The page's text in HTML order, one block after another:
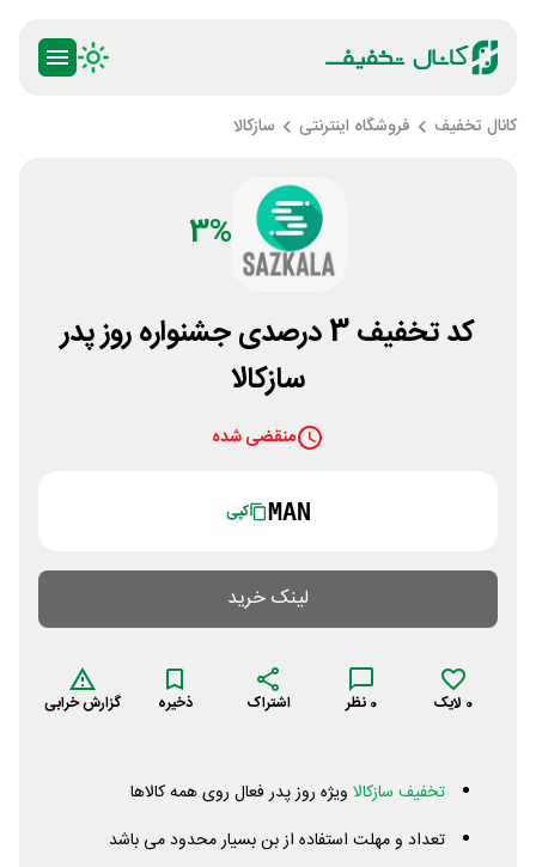
کانال تخفیف فروشگاه اینترنتی سازکالا
3%
کد تخفیف 3 درصدی جشنواره روز پدر
سازکالا
منقضی شده
MAN کپی
لینک خرید
0 لایک 0 نظر اشتراک ذخیره گزارش خرابی
تخفیف سازکالا ویژه روز پدر فعال روی همه کالاها
تعداد و مهلت استفاده از بن بسیار محدود می باشد